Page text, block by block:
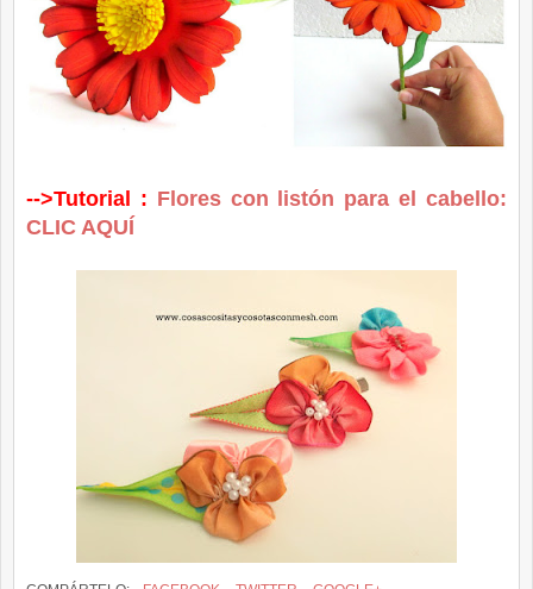
-->Tutorial : Flores con listón para el cabello:
CLIC AQUÍ